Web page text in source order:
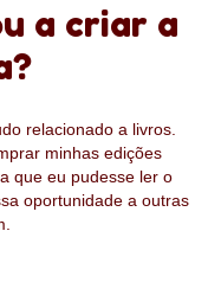
a criar a
relacionado a livros.
minhas edições
que eu pudesse ler o
oportunidade a outras